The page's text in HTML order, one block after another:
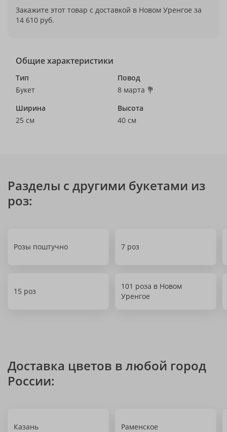
Закажите этот товар с доставкой в Новом Уренгое за
14 610 руб.
Общие характеристики
Тип
Букет
Повод
8 марта 💐
Ширина
25 см
Высота
40 см
Разделы с другими букетами из
роз:
Розы поштучно 7 роз
15 роз
101 роза в Новом
Уренгое
Доставка цветов в любой город
России:
Казань Раменское